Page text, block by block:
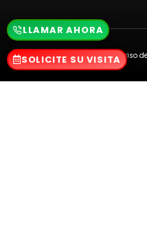
Aviso
LLAMAR AHORA
SOLICITE SU VISITA